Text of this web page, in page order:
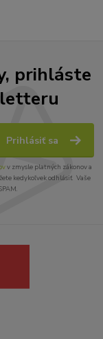
prihláste
Prihlásiť sa
v zmysle platných zákonov a
kedykoľvek odhlásiť. Vaše